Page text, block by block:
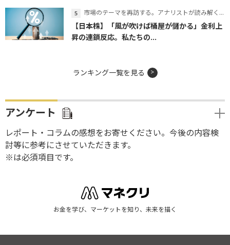
市場のテーマを再訪する。アナリストが読み解くテーマの本質
【日本株】「風が吹けば桶屋が儲かる」金利上
昇の連鎖反応。私たちの...
ランキング一覧を見る
アンケート
レポート・コラムの感想をお寄せください。今後の内容検
討等に参考にさせていただきます。
※は必須項目です。
お金を学び、マーケットを知り、未来を描く